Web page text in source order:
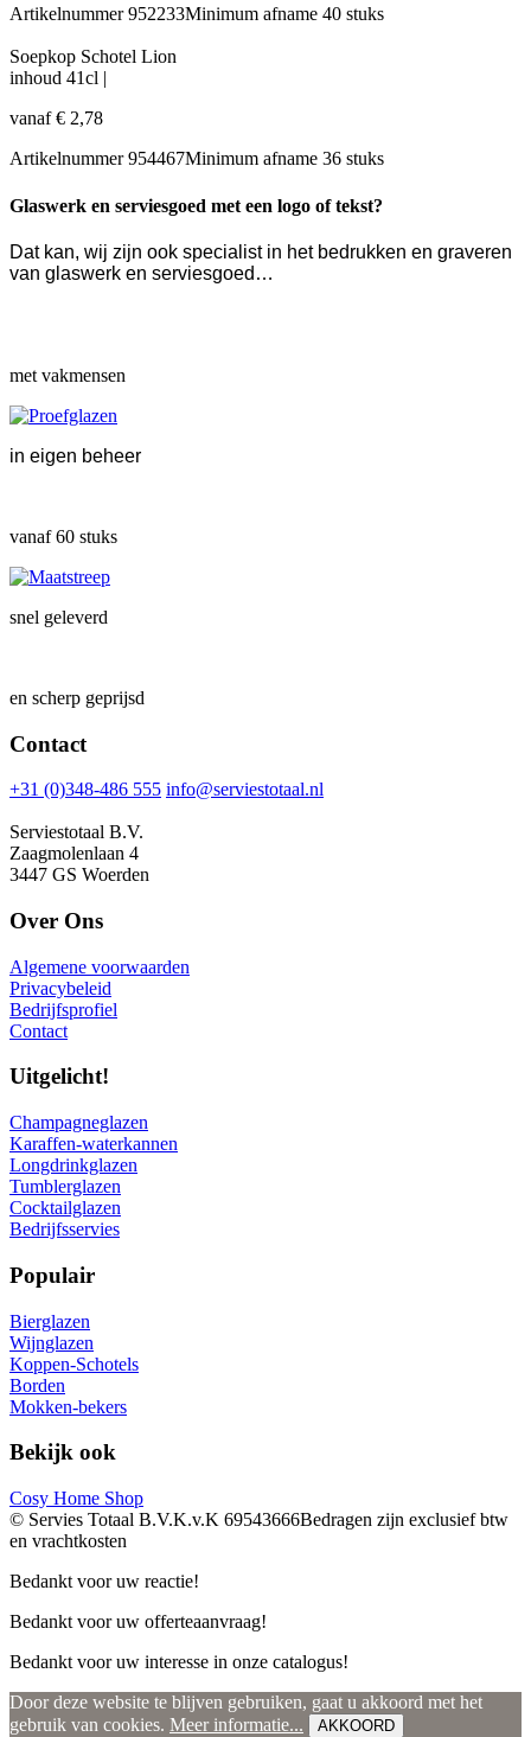
Artikelnummer952233Minimum afname 40 stuks
Soepkop Schotel Lion
inhoud 41cl |
vanaf€ 2,78
Artikelnummer954467Minimum afname 36 stuks
Glaswerk en serviesgoed met een logo of tekst?
Dat kan, wij zijn ook specialist in het bedrukken en graveren
van glaswerk en serviesgoed…
met vakmensen
in eigen beheer
vanaf 60 stuks
snel geleverd
en scherp geprijsd
Contact
+31 (0)348-486 555 info@serviestotaal.nl
Serviestotaal B.V.
Zaagmolenlaan 4
3447 GS Woerden
Over Ons
Algemene voorwaarden
Privacybeleid
Bedrijfsprofiel
Contact
Uitgelicht!
Champagneglazen
Karaffen-waterkannen
Longdrinkglazen
Tumblerglazen
Cocktailglazen
Bedrijfsservies
Populair
Bierglazen
Wijnglazen
Koppen-Schotels
Borden
Mokken-bekers
Bekijk ook
Cosy Home Shop
© Servies Totaal B.V.K.v.K 69543666Bedragen zijn exclusief btw
en vrachtkosten
Bedankt voor uw reactie!
Bedankt voor uw offerteaanvraag!
Bedankt voor uw interesse in onze catalogus!
Door deze website te blijven gebruiken, gaat u akkoord met het
gebruik van cookies. Meer informatie... AKKOORD